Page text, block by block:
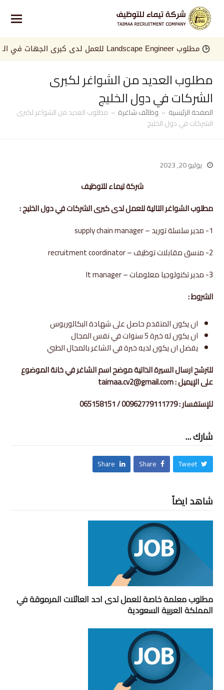
مطلوب Landscape Engineer للعمل لدى كبرى الجهات في الخليج
مطلوب العديد من الشواغر لكبرى
الشركات في دول الخليج
الصفحة الرئيسية » وظائف شاغرة » مطلوب العديد من الشواغر لكبرى
الشركات في دول الخليج
يوليو 20, 2023
شركة تيماء للتوظيف
مطلوب الشواغر التالية للعمل لدى كبرى الشركات في دول الخليج :
1- مدير سلسلة توريد – supply chain manager
2- منسق مقابلات توظيف – recruitment coordinator
3- مدير تكنولوجيا معلومات – It manager
الشروط :
ان يكون المتقدم حاصل على شهادة البكالوريوس
ان يكون له خبرة 5 سنوات في نفس المجال
يفضل ان يكون لديه خبرة في الشاغر بالمجال الطبي
للترشح ارسال السيرة الذاتية موضح اسم الشاغر في خانة الموضوع
على الإيميل : taimaa.cv2@gmail.com
للإستفسار : 00962779111779 / 065158151
شارك ...
Tweet
Share
Share
شاهد ايضاً
مطلوب معلمة خاصة للعمل لدى احد العائلات المرموقة في
المملكة العربية السعودية